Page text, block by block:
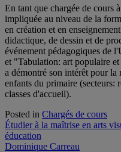
En tant que chargée de
impliquée au niveau de la
en création et en
didactique, de dessin et de
événement pédagogiques
et "Tabulation: art populaire
a démontré son intérêt pour la
enfants du primaire (secteurs:
classes d'accueil).
Posted in Chargés de cours
Navigation
de
Étudier à la maîtrise en arts
éducation
Dominique Carreau